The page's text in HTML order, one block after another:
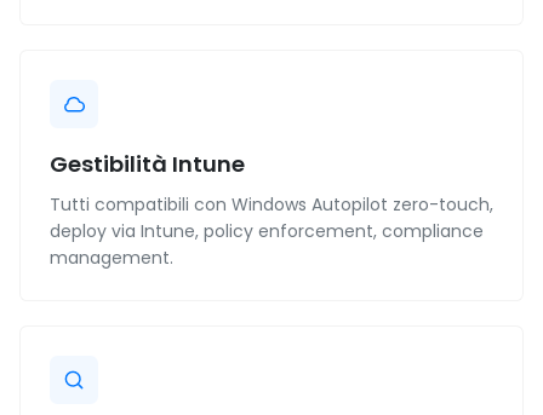
Gestibilità Intune
Tutti compatibili con Windows Autopilot zero-touch,
deploy via Intune, policy enforcement, compliance
management.